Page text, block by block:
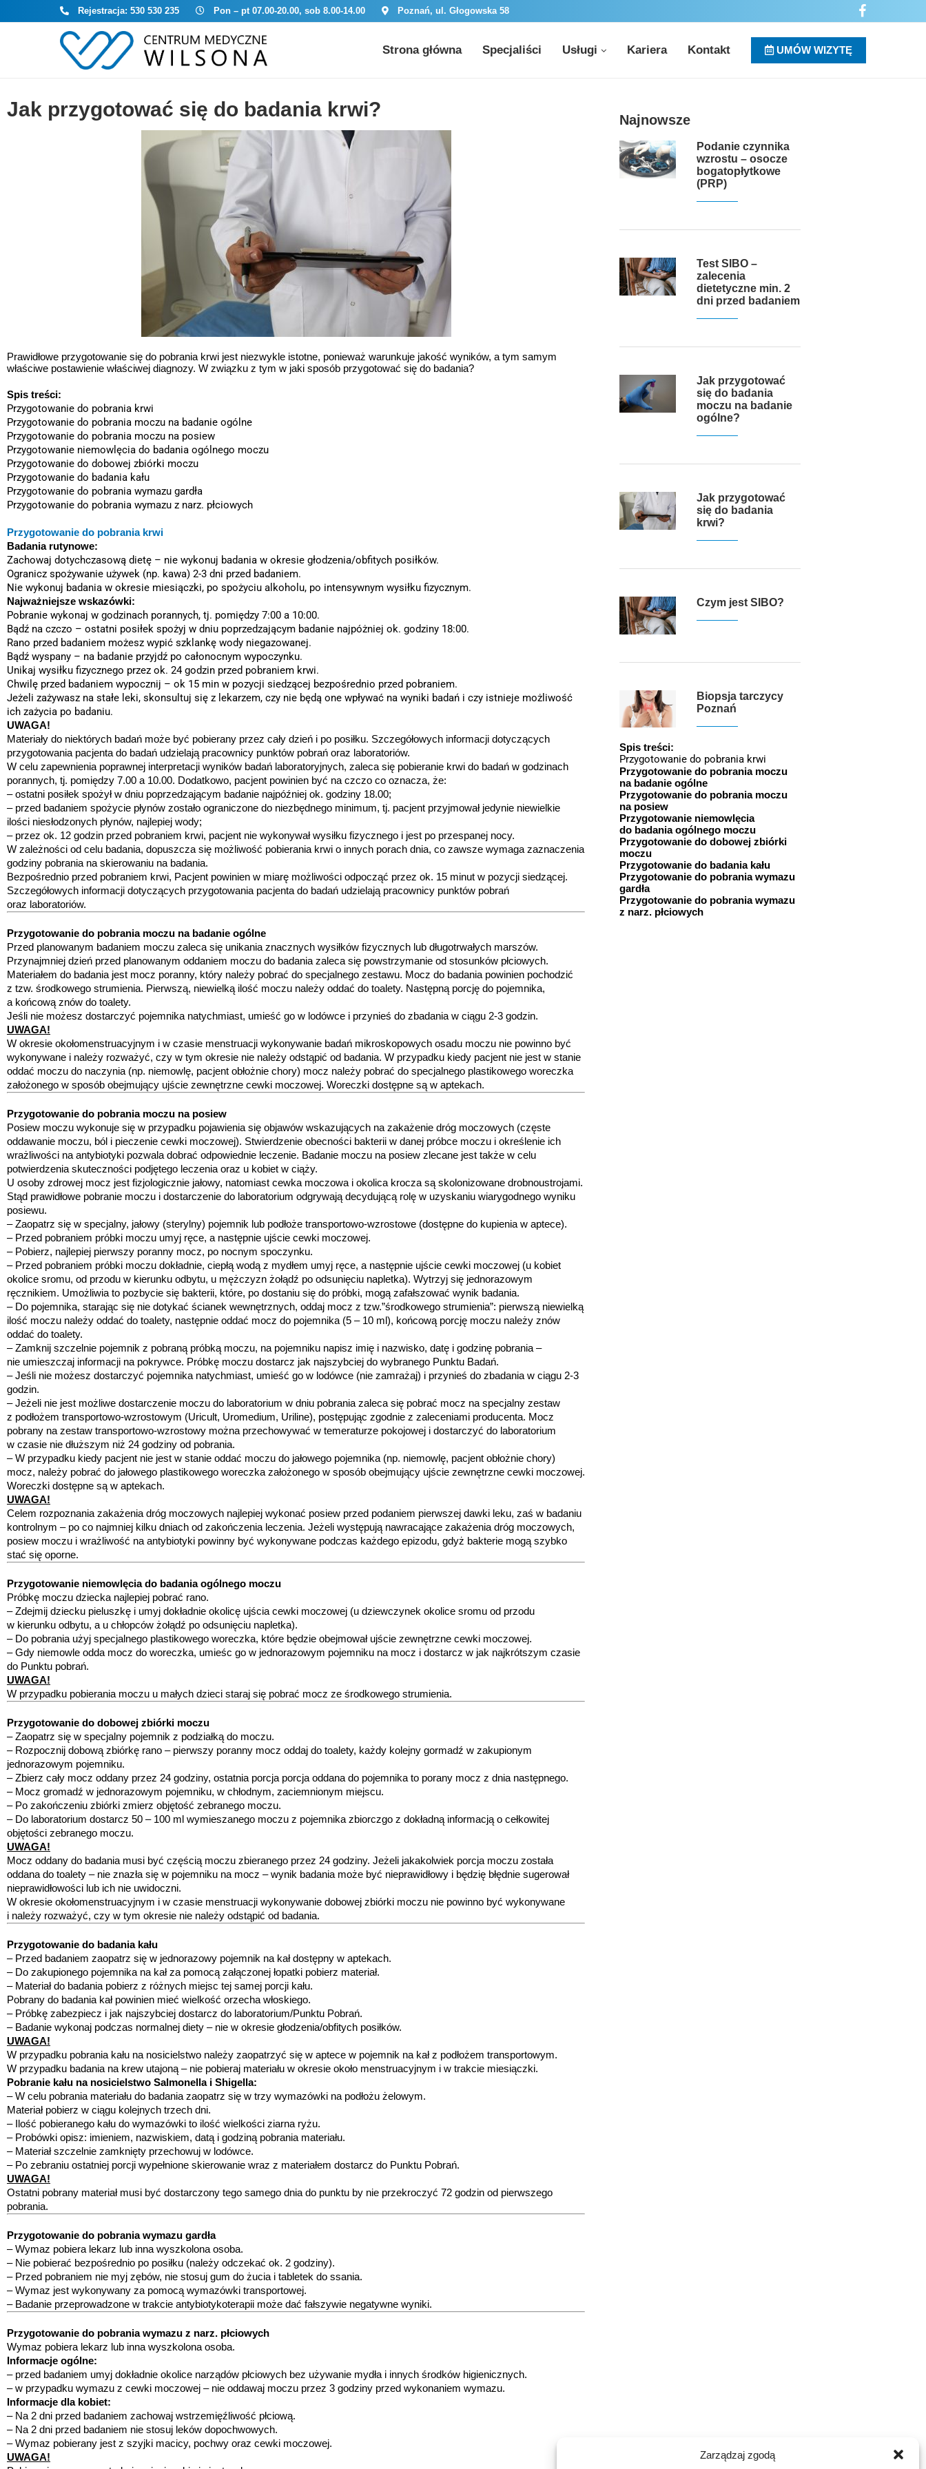
Zarządzaj zgodą
Rejestracja: 530 530 235 Pon – pt 07.00-20.00, sob 8.00-14.00 Poznań, ul. Głogowska 58
Strona główna Specjaliści Usługi Kariera Kontakt UMÓW WIZYTĘ
Jak przygotować się do badania krwi?
Prawidłowe przygotowanie się do pobrania krwi jest niezwykle istotne, ponieważ warunkuje jakość wyników, a tym samym
właściwe postawienie właściwej diagnozy. W związku z tym w jaki sposób przygotować się do badania?
Spis treści:
Przygotowanie do pobrania krwi
Przygotowanie do pobrania moczu na badanie ogólne
Przygotowanie do pobrania moczu na posiew
Przygotowanie niemowlęcia do badania ogólnego moczu
Przygotowanie do dobowej zbiórki moczu
Przygotowanie do badania kału
Przygotowanie do pobrania wymazu gardła
Przygotowanie do pobrania wymazu z narz. płciowych
Przygotowanie do pobrania krwi
Badania rutynowe:
Zachowaj dotychczasową dietę – nie wykonuj badania w okresie głodzenia/obfitych posiłków.
Ogranicz spożywanie używek (np. kawa) 2-3 dni przed badaniem.
Nie wykonuj badania w okresie miesiączki, po spożyciu alkoholu, po intensywnym wysiłku fizycznym.
Najważniejsze wskazówki:
Pobranie wykonaj w godzinach porannych, tj. pomiędzy 7:00 a 10:00.
Bądź na czczo – ostatni posiłek spożyj w dniu poprzedzającym badanie najpóżniej ok. godziny 18:00.
Rano przed badaniem możesz wypić szklankę wody niegazowanej.
Bądź wyspany – na badanie przyjdź po całonocnym wypoczynku.
Unikaj wysiłku fizycznego przez ok. 24 godzin przed pobraniem krwi.
Chwilę przed badaniem wypocznij – ok 15 min w pozycji siedzącej bezpośrednio przed pobraniem.
Jeżeli zażywasz na stałe leki, skonsultuj się z lekarzem, czy nie będą one wpływać na wyniki badań i czy istnieje możliwość
ich zażycia po badaniu.
UWAGA!
Materiały do niektórych badań może być pobierany przez cały dzień i po posiłku. Szczegółowych informacji dotyczących
przygotowania pacjenta do badań udzielają pracownicy punktów pobrań oraz laboratoriów.
W celu zapewnienia poprawnej interpretacji wyników badań laboratoryjnych, zaleca się pobieranie krwi do badań w godzinach
porannych, tj. pomiędzy 7.00 a 10.00. Dodatkowo, pacjent powinien być na czczo co oznacza, że:
– ostatni posiłek spożył w dniu poprzedzającym badanie najpóźniej ok. godziny 18.00;
– przed badaniem spożycie płynów zostało ograniczone do niezbędnego minimum, tj. pacjent przyjmował jedynie niewielkie
ilości niesłodzonych płynów, najlepiej wody;
– przez ok. 12 godzin przed pobraniem krwi, pacjent nie wykonywał wysiłku fizycznego i jest po przespanej nocy.
W zależności od celu badania, dopuszcza się możliwość pobierania krwi o innych porach dnia, co zawsze wymaga zaznaczenia
godziny pobrania na skierowaniu na badania.
Bezpośrednio przed pobraniem krwi, Pacjent powinien w miarę możliwości odpocząć przez ok. 15 minut w pozycji siedzącej.
Szczegółowych informacji dotyczących przygotowania pacjenta do badań udzielają pracownicy punktów pobrań
oraz laboratoriów.
Przygotowanie do pobrania moczu na badanie ogólne
Przed planowanym badaniem moczu zaleca się unikania znacznych wysiłków fizycznych lub długotrwałych marszów.
Przynajmniej dzień przed planowanym oddaniem moczu do badania zaleca się powstrzymanie od stosunków płciowych.
Materiałem do badania jest mocz poranny, który należy pobrać do specjalnego zestawu. Mocz do badania powinien pochodzić
z tzw. środkowego strumienia. Pierwszą, niewielką ilość moczu należy oddać do toalety. Następną porcję do pojemnika,
a końcową znów do toalety.
Jeśli nie możesz dostarczyć pojemnika natychmiast, umieść go w lodówce i przynieś do zbadania w ciągu 2-3 godzin.
UWAGA!
W okresie okołomenstruacyjnym i w czasie menstruacji wykonywanie badań mikroskopowych osadu moczu nie powinno być
wykonywane i należy rozważyć, czy w tym okresie nie należy odstąpić od badania. W przypadku kiedy pacjent nie jest w stanie
oddać moczu do naczynia (np. niemowlę, pacjent obłożnie chory) mocz należy pobrać do specjalnego plastikowego woreczka
założonego w sposób obejmujący ujście zewnętrzne cewki moczowej. Woreczki dostępne są w aptekach.
Przygotowanie do pobrania moczu na posiew
Posiew moczu wykonuje się w przypadku pojawienia się objawów wskazujących na zakażenie dróg moczowych (częste
oddawanie moczu, ból i pieczenie cewki moczowej). Stwierdzenie obecności bakterii w danej próbce moczu i określenie ich
wrażliwości na antybiotyki pozwala dobrać odpowiednie leczenie. Badanie moczu na posiew zlecane jest także w celu
potwierdzenia skuteczności podjętego leczenia oraz u kobiet w ciąży.
U osoby zdrowej mocz jest fizjologicznie jałowy, natomiast cewka moczowa i okolica krocza są skolonizowane drobnoustrojami.
Stąd prawidłowe pobranie moczu i dostarczenie do laboratorium odgrywają decydującą rolę w uzyskaniu wiarygodnego wyniku
posiewu.
– Zaopatrz się w specjalny, jałowy (sterylny) pojemnik lub podłoże transportowo-wzrostowe (dostępne do kupienia w aptece).
– Przed pobraniem próbki moczu umyj ręce, a następnie ujście cewki moczowej.
– Pobierz, najlepiej pierwszy poranny mocz, po nocnym spoczynku.
– Przed pobraniem próbki moczu dokładnie, ciepłą wodą z mydłem umyj ręce, a następnie ujście cewki moczowej (u kobiet
okolice sromu, od przodu w kierunku odbytu, u mężczyzn żołądź po odsunięciu napletka). Wytrzyj się jednorazowym
ręcznikiem. Umożliwia to pozbycie się bakterii, które, po dostaniu się do próbki, mogą zafałszować wynik badania.
– Do pojemnika, starając się nie dotykać ścianek wewnętrznych, oddaj mocz z tzw.”środkowego strumienia”: pierwszą niewielką
ilość moczu należy oddać do toalety, następnie oddać mocz do pojemnika (5 – 10 ml), końcową porcję moczu należy znów
oddać do toalety.
– Zamknij szczelnie pojemnik z pobraną próbką moczu, na pojemniku napisz imię i nazwisko, datę i godzinę pobrania –
nie umieszczaj informacji na pokrywce. Próbkę moczu dostarcz jak najszybciej do wybranego Punktu Badań.
– Jeśli nie możesz dostarczyć pojemnika natychmiast, umieść go w lodówce (nie zamrażaj) i przynieś do zbadania w ciągu 2-3
godzin.
– Jeżeli nie jest możliwe dostarczenie moczu do laboratorium w dniu pobrania zaleca się pobrać mocz na specjalny zestaw
z podłożem transportowo-wzrostowym (Uricult, Uromedium, Uriline), postępując zgodnie z zaleceniami producenta. Mocz
pobrany na zestaw transportowo-wzrostowy można przechowywać w temeraturze pokojowej i dostarczyć do laboratorium
w czasie nie dłuższym niż 24 godziny od pobrania.
– W przypadku kiedy pacjent nie jest w stanie oddać moczu do jałowego pojemnika (np. niemowlę, pacjent obłożnie chory)
mocz, należy pobrać do jałowego plastikowego woreczka założonego w sposób obejmujący ujście zewnętrzne cewki moczowej.
Woreczki dostępne są w aptekach.
UWAGA!
Celem rozpoznania zakażenia dróg moczowych najlepiej wykonać posiew przed podaniem pierwszej dawki leku, zaś w badaniu
kontrolnym – po co najmniej kilku dniach od zakończenia leczenia. Jeżeli występują nawracające zakażenia dróg moczowych,
posiew moczu i wrażliwość na antybiotyki powinny być wykonywane podczas każdego epizodu, gdyż bakterie mogą szybko
stać się oporne.
Przygotowanie niemowlęcia do badania ogólnego moczu
Próbkę moczu dziecka najlepiej pobrać rano.
– Zdejmij dziecku pieluszkę i umyj dokładnie okolicę ujścia cewki moczowej (u dziewczynek okolice sromu od przodu
w kierunku odbytu, a u chłopców żołądź po odsunięciu napletka).
– Do pobrania użyj specjalnego plastikowego woreczka, które będzie obejmował ujście zewnętrzne cewki moczowej.
– Gdy niemowle odda mocz do woreczka, umieśc go w jednorazowym pojemniku na mocz i dostarcz w jak najkrótszym czasie
do Punktu pobrań.
UWAGA!
W przypadku pobierania moczu u małych dzieci staraj się pobrać mocz ze środkowego strumienia.
Przygotowanie do dobowej zbiórki moczu
– Zaopatrz się w specjalny pojemnik z podziałką do moczu.
– Rozpocznij dobową zbiórkę rano – pierwszy poranny mocz oddaj do toalety, każdy kolejny gormadź w zakupionym
jednorazowym pojemniku.
– Zbierz cały mocz oddany przez 24 godziny, ostatnia porcja porcja oddana do pojemnika to porany mocz z dnia następnego.
– Mocz gromadź w jednorazowym pojemniku, w chłodnym, zaciemnionym miejscu.
– Po zakończeniu zbiórki zmierz objętość zebranego moczu.
– Do laboratorium dostarcz 50 – 100 ml wymieszanego moczu z pojemnika zbiorczgo z dokładną informacją o cełkowitej
objętości zebranego moczu.
UWAGA!
Mocz oddany do badania musi być częścią moczu zbieranego przez 24 godziny. Jeżeli jakakolwiek porcja moczu została
oddana do toalety – nie znazła się w pojemniku na mocz – wynik badania może być nieprawidłowy i będzię błędnie sugerował
nieprawidłowości lub ich nie uwidoczni.
W okresie okołomenstruacyjnym i w czasie menstruacji wykonywanie dobowej zbiórki moczu nie powinno być wykonywane
i należy rozważyć, czy w tym okresie nie należy odstąpić od badania.
Przygotowanie do badania kału
– Przed badaniem zaopatrz się w jednorazowy pojemnik na kał dostępny w aptekach.
– Do zakupionego pojemnika na kał za pomocą załączonej łopatki pobierz materiał.
– Materiał do badania pobierz z różnych miejsc tej samej porcji kału.
Pobrany do badania kał powinien mieć wielkość orzecha włoskiego.
– Próbkę zabezpiecz i jak najszybciej dostarcz do laboratorium/Punktu Pobrań.
– Badanie wykonaj podczas normalnej diety – nie w okresie głodzenia/obfitych posiłków.
UWAGA!
W przypadku pobrania kału na nosicielstwo należy zaopatrzyć się w aptece w pojemnik na kał z podłożem transportowym.
W przypadku badania na krew utajoną – nie pobieraj materiału w okresie około menstruacyjnym i w trakcie miesiączki.
Pobranie kału na nosicielstwo Salmonella i Shigella:
– W celu pobrania materiału do badania zaopatrz się w trzy wymazówki na podłożu żelowym.
Materiał pobierz w ciągu kolejnych trzech dni.
– Ilość pobieranego kału do wymazówki to ilość wielkości ziarna ryżu.
– Probówki opisz: imieniem, nazwiskiem, datą i godziną pobrania materiału.
– Materiał szczelnie zamknięty przechowuj w lodówce.
– Po zebraniu ostatniej porcji wypełnione skierowanie wraz z materiałem dostarcz do Punktu Pobrań.
UWAGA!
Ostatni pobrany materiał musi być dostarczony tego samego dnia do punktu by nie przekroczyć 72 godzin od pierwszego
pobrania.
Przygotowanie do pobrania wymazu gardła
– Wymaz pobiera lekarz lub inna wyszkolona osoba.
– Nie pobierać bezpośrednio po posiłku (należy odczekać ok. 2 godziny).
– Przed pobraniem nie myj zębów, nie stosuj gum do żucia i tabletek do ssania.
– Wymaz jest wykonywany za pomocą wymazówki transportowej.
– Badanie przeprowadzone w trakcie antybiotykoterapii może dać fałszywie negatywne wyniki.
Przygotowanie do pobrania wymazu z narz. płciowych
Wymaz pobiera lekarz lub inna wyszkolona osoba.
Informacje ogólne:
– przed badaniem umyj dokładnie okolice narządów płciowych bez używanie mydła i innych środków higienicznych.
– w przypadku wymazu z cewki moczowej – nie oddawaj moczu przez 3 godziny przed wykonaniem wymazu.
Informacje dla kobiet:
– Na 2 dni przed badaniem zachowaj wstrzemięźliwość płciową.
– Na 2 dni przed badaniem nie stosuj leków dopochwowych.
– Wymaz pobierany jest z szyjki macicy, pochwy oraz cewki moczowej.
UWAGA!
Najnowsze
Podanie czynnika
wzrostu – osocze
bogatopłytkowe
(PRP)
Test SIBO –
zalecenia
dietetyczne min. 2
dni przed badaniem
Jak przygotować
się do badania
moczu na badanie
ogólne?
Jak przygotować
się do badania
krwi?
Czym jest SIBO?
Biopsja tarczycy
Poznań
Spis treści:
Przygotowanie do pobrania krwi
Przygotowanie do pobrania moczu
na badanie ogólne
Przygotowanie do pobrania moczu
na posiew
Przygotowanie niemowlęcia
do badania ogólnego moczu
Przygotowanie do dobowej zbiórki
moczu
Przygotowanie do badania kału
Przygotowanie do pobrania wymazu
gardła
Przygotowanie do pobrania wymazu
z narz. płciowych